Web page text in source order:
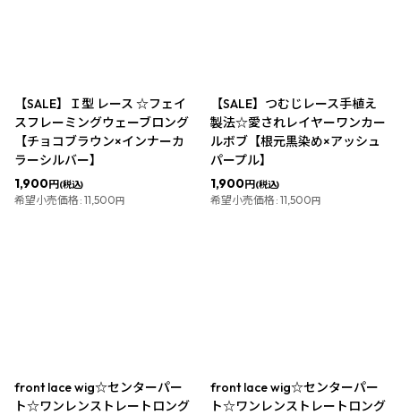
【SALE】Ｉ型 レース ☆フェイ
スフレーミングウェーブロング
【チョコブラウン×インナーカ
ラーシルバー】
1,900円(税込)
希望小売価格 : 11,500円
【SALE】つむじレース手植え
製法☆愛されレイヤーワンカー
ルボブ【根元黒染め×アッシュ
パープル】
1,900円(税込)
希望小売価格 : 11,500円
front lace wig☆センターパー
ト☆ワンレンストレートロング
front lace wig☆センターパー
ト☆ワンレンストレートロング